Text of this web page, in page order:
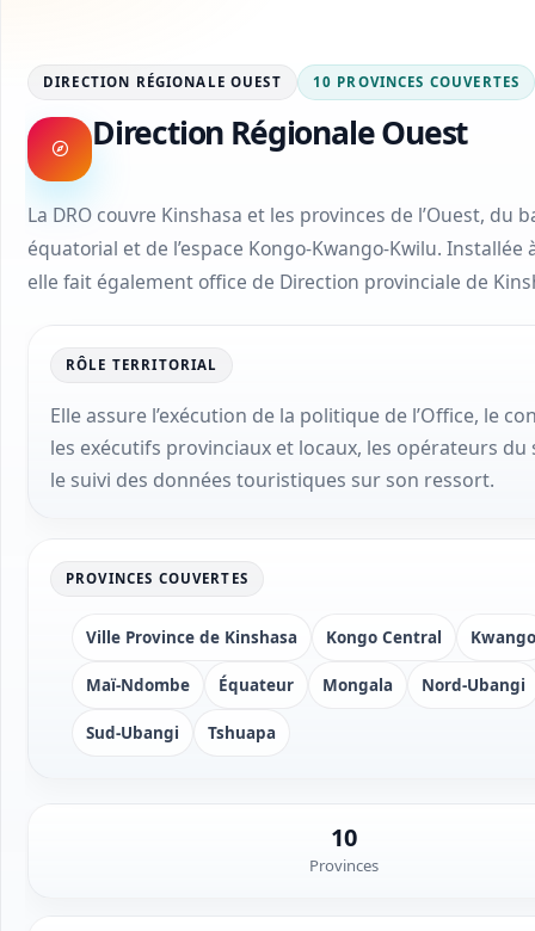
DIRECTION RÉGIONALE OUEST 10 PROVINCES COUVERTES
Direction Régionale Ouest
La DRO couvre Kinshasa et les provinces de l’Ouest, du
équatorial et de l’espace Kongo-Kwango-Kwilu. Installée
elle fait également office de Direction provinciale de
RÔLE TERRITORIAL
Elle assure l’exécution de la politique de l’Office, le
les exécutifs provinciaux et locaux, les opérateurs du
le suivi des données touristiques sur son ressort.
PROVINCES COUVERTES
Ville Province de Kinshasa Kongo Central Kwango
Maï-Ndombe Équateur Mongala Nord-Ubangi
Sud-Ubangi Tshuapa
10
Provinces